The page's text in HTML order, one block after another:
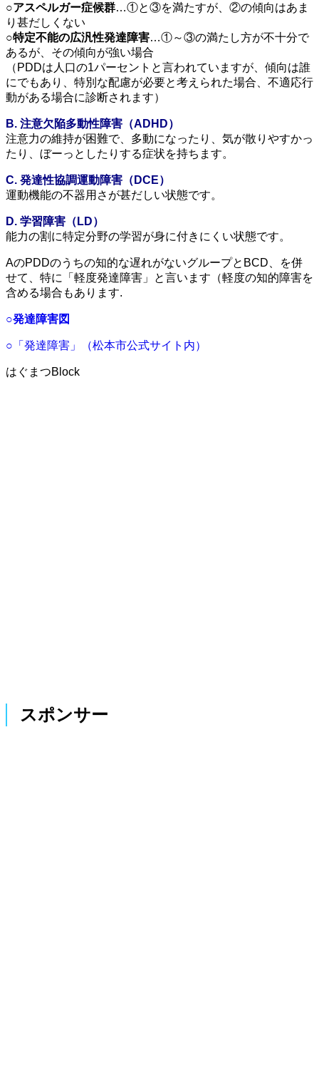
○アスペルガー症候群…①と③を満たすが、②の傾向はあま
り甚だしくない
○特定不能の広汎性発達障害…①～③の満たし方が不十分で
あるが、その傾向が強い場合
（PDDは人口の1パーセントと言われていますが、傾向は誰
にでもあり、特別な配慮が必要と考えられた場合、不適応行
動がある場合に診断されます）
B. 注意欠陥多動性障害（ADHD）
注意力の維持が困難で、多動になったり、気が散りやすかっ
たり、ぼーっとしたりする症状を持ちます。
C. 発達性協調運動障害（DCE）
運動機能の不器用さが甚だしい状態です。
D. 学習障害（LD）
能力の割に特定分野の学習が身に付きにくい状態です。
AのPDDのうちの知的な遅れがないグループとBCD、を併
せて、特に「軽度発達障害」と言います（軽度の知的障害を
含める場合もあります.
○発達障害図
○「発達障害」（松本市公式サイト内）
はぐまつBlock
スポンサー